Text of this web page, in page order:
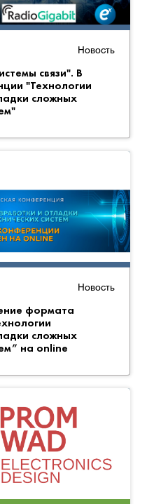
Новость
связи". В
"Технологии
сложных
Новость
формата
сложных
на online